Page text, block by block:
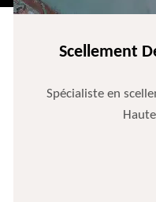
Scellement
Spécialiste en